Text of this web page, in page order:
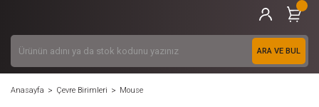
ARA VE BUL
Anasayfa Çevre Birimleri Mouse